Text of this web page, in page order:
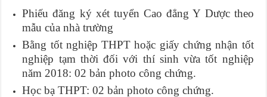
Phiếu đăng ký xét tuyển Cao đẳng Y Dược theo
mẫu của nhà trường
Bằng tốt nghiệp THPT hoặc giấy chứng nhận tốt
nghiệp tạm thời đối với thí sinh vừa tốt nghiệp
năm 2018: 02 bản photo công chứng.
Học bạ THPT: 02 bản photo công chứng.